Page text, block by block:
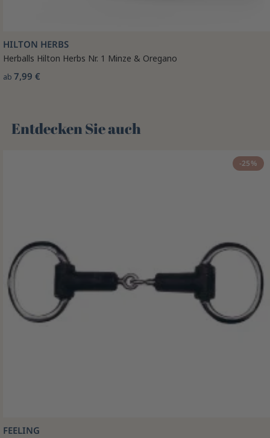
HILTON HERBS
Herballs Hilton Herbs Nr. 1 Minze & Oregano
ab 7,99 €
Entdecken Sie auch 🌻
-25%
FEELING